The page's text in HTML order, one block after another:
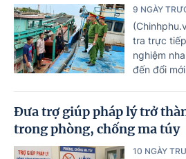
9 NGÀY
tra trực
nghiệm
đến đổi
Đưa trợ giúp pháp lý trở
trong phòng, chống ma túy
10 NGÀY